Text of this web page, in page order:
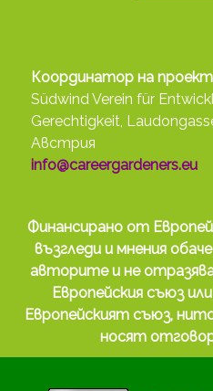
Координатор на
Südwind Verein für
Gerechtigkeit,
Австрия
info@careergardeners.eu
Финансирано от
възгледи и мнения
авторите и не
Европейския съюз
Европейският съюз,
носят